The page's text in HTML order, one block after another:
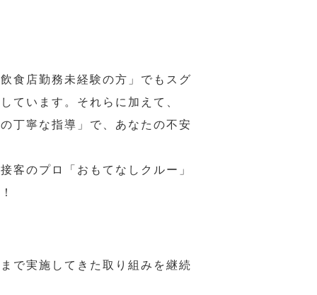
食店勤務未経験の方」でもスグ
ています。それらに加えて、
丁寧な指導」で、あなたの不安
客のプロ「おもてなしクルー」
で実施してきた取り組みを継続